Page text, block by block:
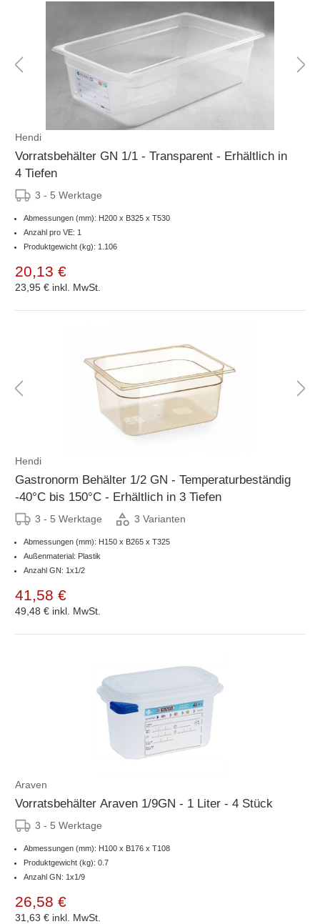
Hendi
Vorratsbehälter GN 1/1 - Transparent - Erhältlich in
4 Tiefen
3 - 5 Werktage
Abmessungen (mm): H200 x B325 x T530
Anzahl pro VE: 1
Produktgewicht (kg): 1.106
20,13 €
23,95 € inkl. MwSt.
Hendi
Gastronorm Behälter 1/2 GN - Temperaturbeständig
-40°C bis 150°C - Erhältlich in 3 Tiefen
3 - 5 Werktage 3 Varianten
Abmessungen (mm): H150 x B265 x T325
Außenmaterial: Plastik
Anzahl GN: 1x1/2
41,58 €
49,48 € inkl. MwSt.
Araven
Vorratsbehälter Araven 1/9GN - 1 Liter - 4 Stück
3 - 5 Werktage
Abmessungen (mm): H100 x B176 x T108
Produktgewicht (kg): 0.7
Anzahl GN: 1x1/9
26,58 €
31,63 € inkl. MwSt.